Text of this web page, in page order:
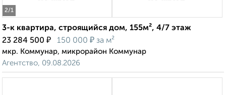
2/1
3-к квартира, строящийся дом, 155м², 4/7 этаж
23 284 500 ₽ 150 000 ₽ за м²
мкр. Коммунар, микрорайон Коммунар
Агентство, 09.08.2026